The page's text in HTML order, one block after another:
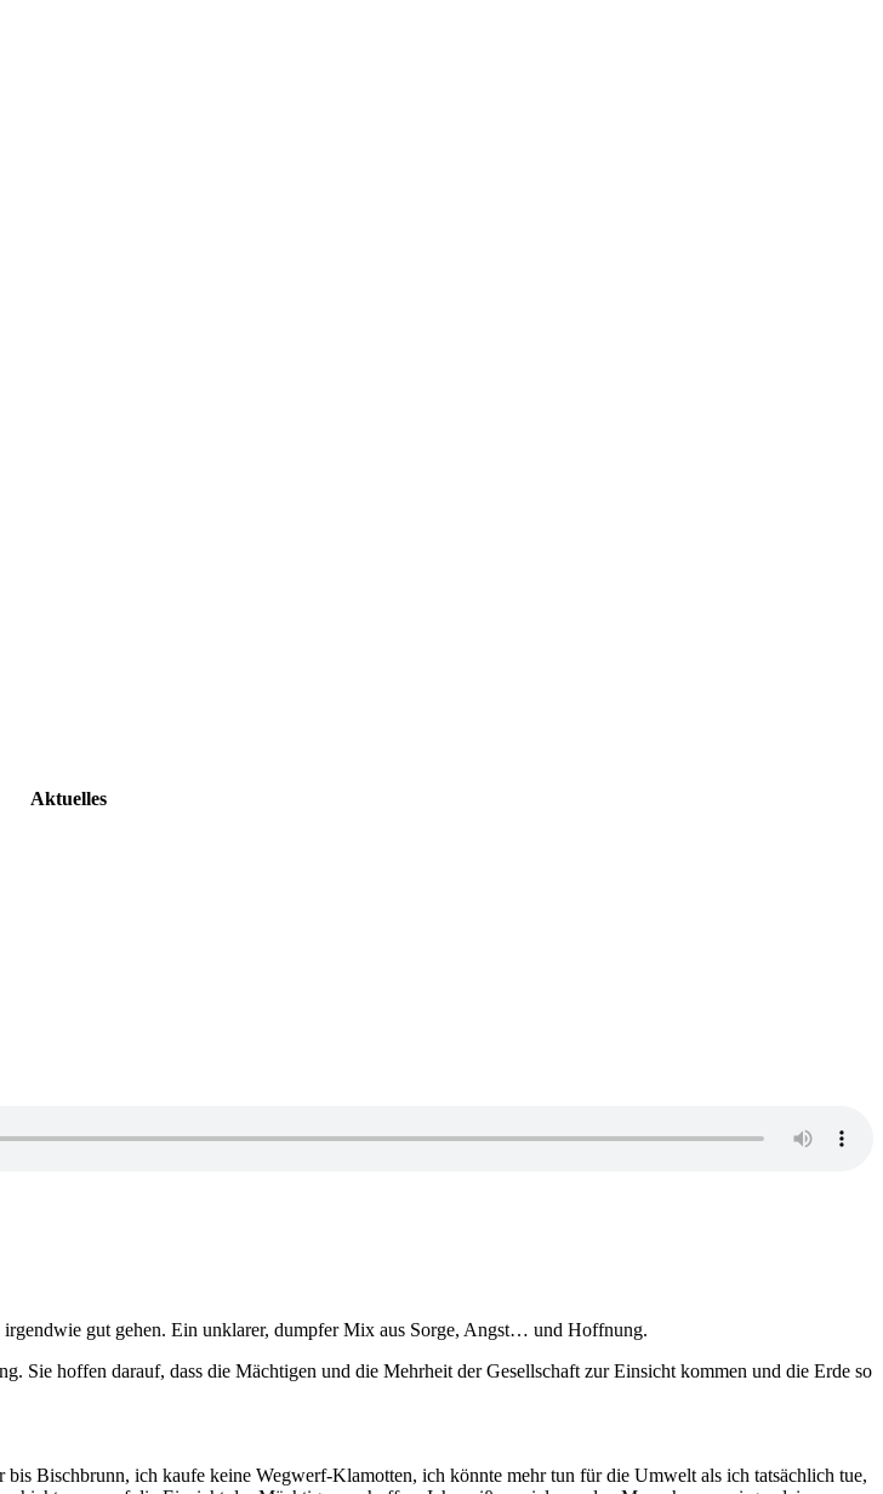
Aktuelles
gut gehen. Ein unklarer, dumpfer Mix aus Sorge, Angst… und Hoffnung.
hoffen darauf, dass die Mächtigen und die Mehrheit der Gesellschaft zur Einsicht kommen und die Erde so
Bischbrunn, ich kaufe keine Wegwerf-Klamotten, ich könnte mehr tun für die Umwelt als ich tatsächlich tue,